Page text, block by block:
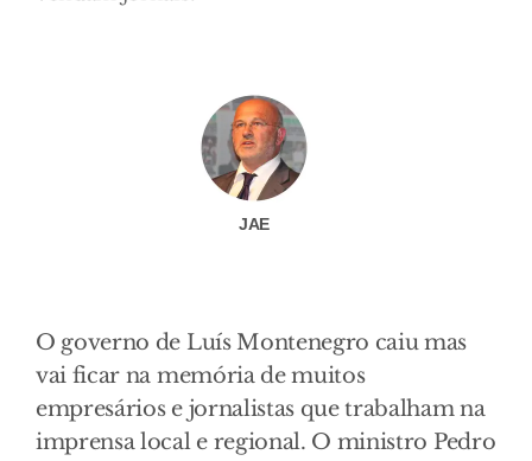
JAE
O governo de Luís Montenegro caiu mas
vai ficar na memória de muitos
empresários e jornalistas que trabalham na
imprensa local e regional. O ministro Pedro